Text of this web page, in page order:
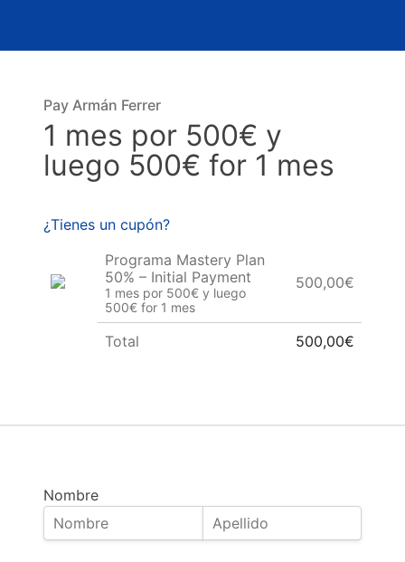
Nombre
Pay Armán Ferrer
1 mes por 500€ y
luego 500€ for 1 mes
¿Tienes un cupón?
Programa Mastery Plan
50% – Initial Payment
1 mes por 500€ y luego
500€ for 1 mes
500,00€
Total 500,00€